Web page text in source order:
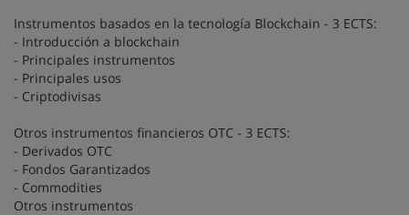
Instrumentos basados en la tecnología Blockchain - 3 ECTS:
- Introducción a blockchain
- Principales instrumentos
- Principales usos
- Criptodivisas
Otros instrumentos financieros OTC - 3 ECTS:
- Derivados OTC
- Fondos Garantizados
- Commodities
Otros instrumentos